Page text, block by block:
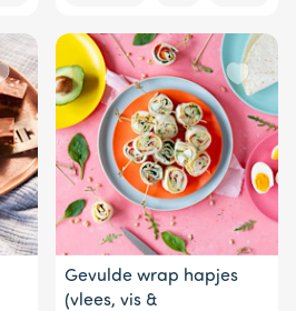
Gevulde wrap hapjes
(vlees, vis &